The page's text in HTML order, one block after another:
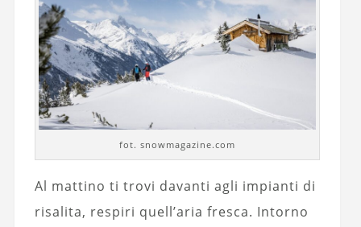
fot. snowmagazine.com
Al mattino ti trovi davanti agli impianti di
risalita, respiri quell’aria fresca. Intorno